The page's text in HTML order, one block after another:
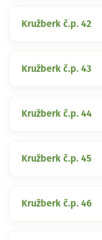
Kružberk č.p. 42
Kružberk č.p. 43
Kružberk č.p. 44
Kružberk č.p. 45
Kružberk č.p. 46